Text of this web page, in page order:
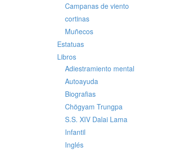
Campanas de viento
cortinas
Muñecos
Estatuas
Libros
Adiestramiento mental
Autoayuda
Biografias
Chögyam Trungpa
S.S. XIV Dalai Lama
Infantil
Inglés